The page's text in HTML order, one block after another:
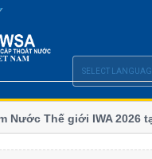
Thế giới IWA 2026 tại
tế ngành Nước Borneo
SELECT